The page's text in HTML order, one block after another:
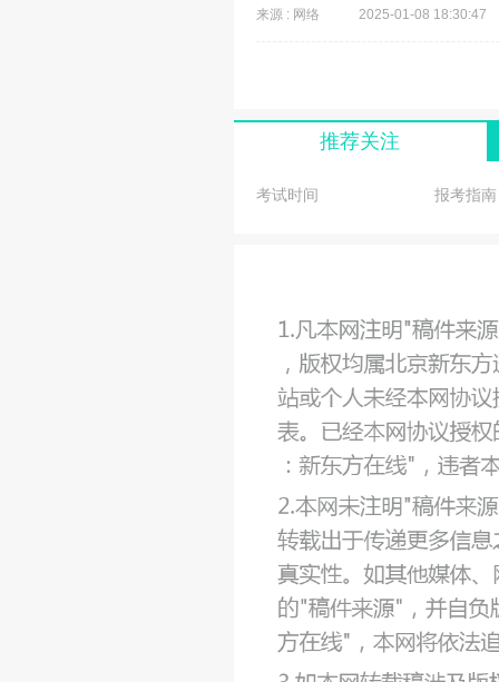
来源 : 网络 2025-01-08 18:30:47
推荐关注
考试时间 报考指南